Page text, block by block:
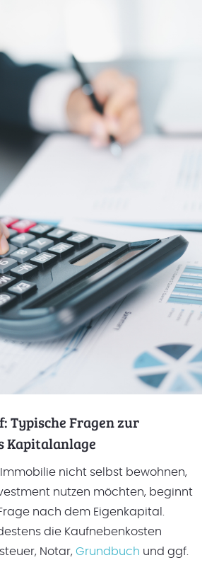
Typische Fragen zur
Kapitalanlage
Immobilie nicht selbst bewohnen,
nutzen möchten, beginnt
nach dem Eigenkapital.
die Kaufnebenkosten
Notar, Grundbuch und ggf.